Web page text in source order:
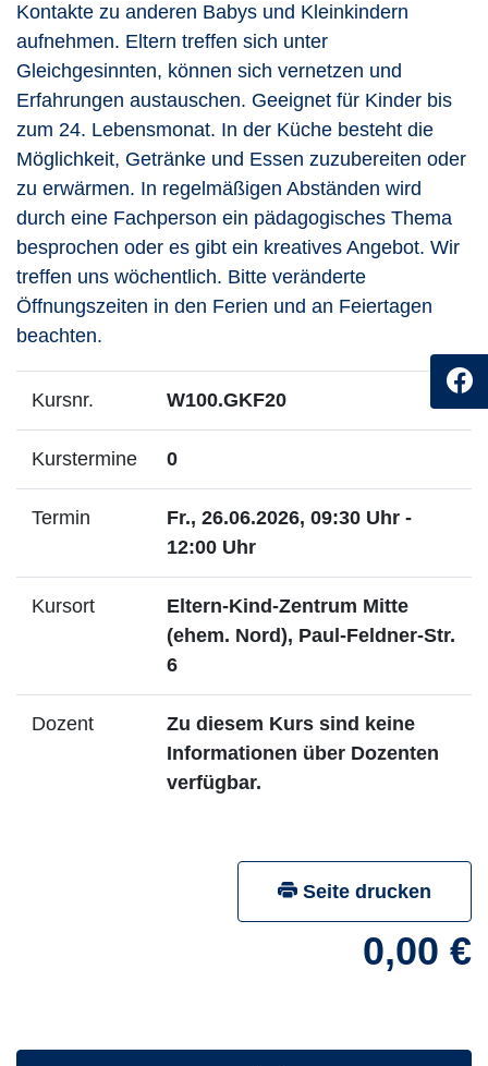
Kontakte zu anderen Babys und Kleinkindern
aufnehmen. Eltern treffen sich unter
Gleichgesinnten, können sich vernetzen und
Erfahrungen austauschen. Geeignet für Kinder bis
zum 24. Lebensmonat. In der Küche besteht die
Möglichkeit, Getränke und Essen zuzubereiten oder
zu erwärmen. In regelmäßigen Abständen wird
durch eine Fachperson ein pädagogisches Thema
besprochen oder es gibt ein kreatives Angebot. Wir
treffen uns wöchentlich. Bitte veränderte
Öffnungszeiten in den Ferien und an Feiertagen
beachten.
Kursnr. W100.GKF20
Kurstermine 0
Termin
Fr., 26.06.2026, 09:30 Uhr -
12:00 Uhr
Kursort
Eltern-Kind-Zentrum Mitte
(ehem. Nord), Paul-Feldner-Str.
6
Dozent
Zu diesem Kurs sind keine
Informationen über Dozenten
verfügbar.
Seite drucken
0,00 €